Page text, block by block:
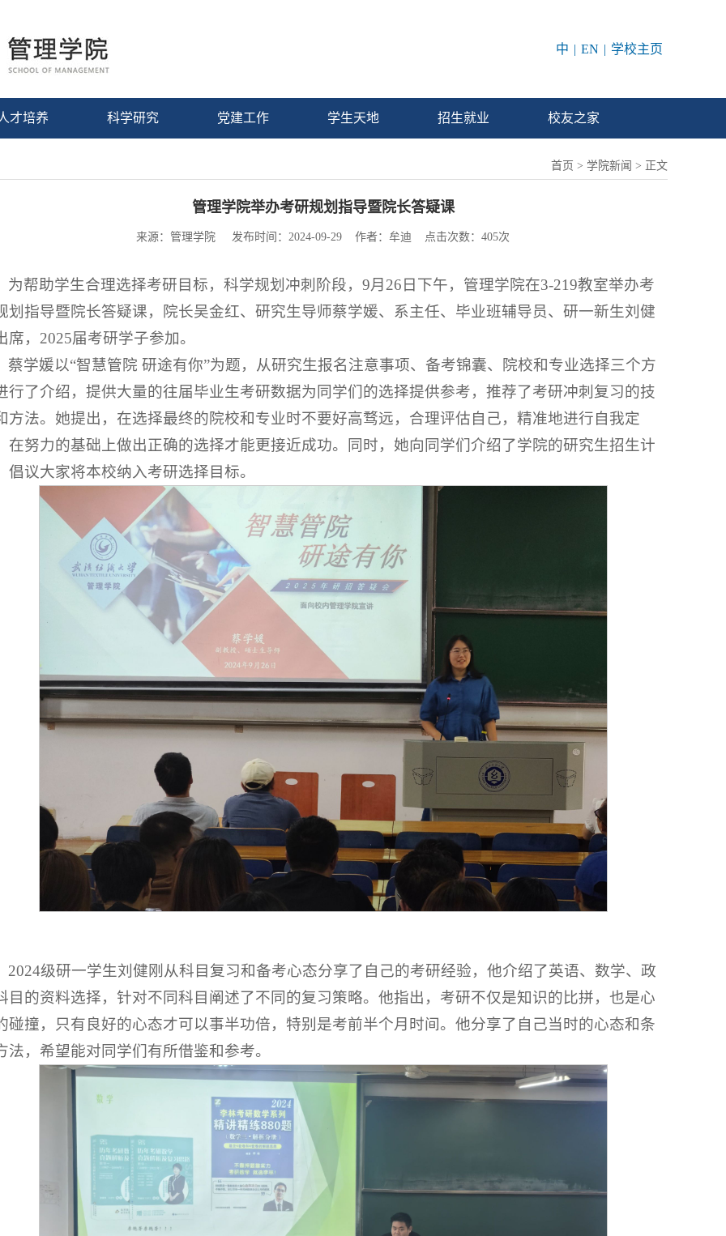
中 | EN | 学校主页
才培养 科学研究 党建工作 学生天地 招生就业 校友之家
首页 > 学院新闻 > 正文
管理学院举办考研规划指导暨院长答疑课
来源：管理学院 发布时间：2024-09-29 作者：牟迪 点击次数： 405次
为帮助学生合理选择考研目标，科学规划冲刺阶段，9月26日下午，管理学院在3-219教室举办考
划指导暨院长答疑课，院长吴金红、研究生导师蔡学媛、系主任、毕业班辅导员、研一新生刘健
席，2025届考研学子参加。
蔡学媛以“智慧管院 研途有你”为题，从研究生报名注意事项、备考锦囊、院校和专业选择三个方
行了介绍，提供大量的往届毕业生考研数据为同学们的选择提供参考，推荐了考研冲刺复习的技
方法。她提出，在选择最终的院校和专业时不要好高骛远，合理评估自己，精准地进行自我定
在努力的基础上做出正确的选择才能更接近成功。同时，她向同学们介绍了学院的研究生招生计
倡议大家将本校纳入考研选择目标。
2024级研一学生刘健刚从科目复习和备考心态分享了自己的考研经验，他介绍了英语、数学、政
目的资料选择，针对不同科目阐述了不同的复习策略。他指出，考研不仅是知识的比拼，也是心
碰撞，只有良好的心态才可以事半功倍，特别是考前半个月时间。他分享了自己当时的心态和条
法，希望能对同学们有所借鉴和参考。